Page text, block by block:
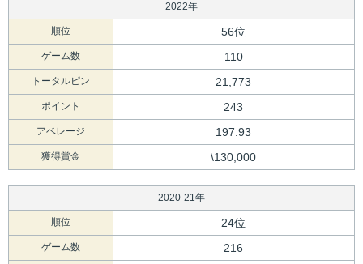
2022年
順位 56位
ゲーム数 110
トータルピン 21,773
ポイント 243
アベレージ 197.93
獲得賞金 \130,000
2020-21年
順位 24位
ゲーム数 216